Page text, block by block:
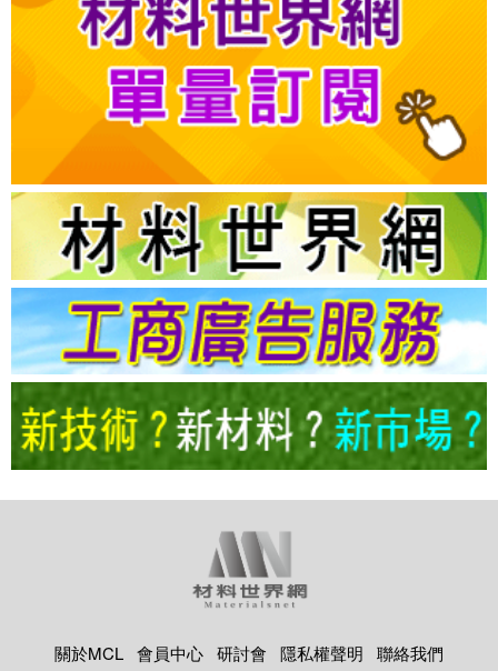
關於MCL 會員中心 研討會 隱私權聲明 聯絡我們